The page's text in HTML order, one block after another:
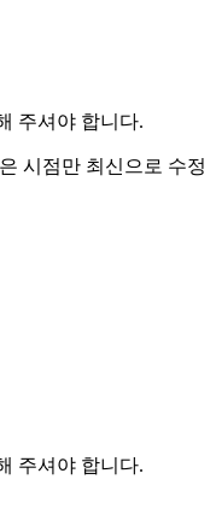
주셔야 합니다.
시점만 최신으로 수정
주셔야 합니다.